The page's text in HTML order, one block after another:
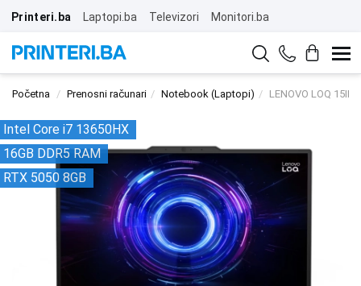
Printeri.ba Laptopi.ba Televizori Monitori.ba
Početna Prenosni računari Notebook (Laptopi) LENOVO LOQ
Intel Core i7 13650HX
16GB DDR5 RAM
RTX 5050 8GB